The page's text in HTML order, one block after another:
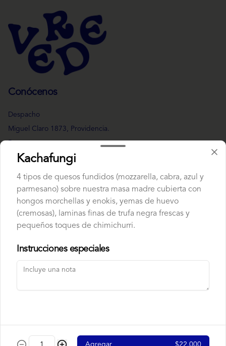
Conócenos
Despacho
Miguel Claro 1873, Providencia.
Reservas
Términos y condiciones
Redes sociales
Instagram
Facebook
Iniciar sesión
Kachafungi
4 tipos de quesos fundidos (mozzarella, cabra, azul y
parmesano) sobre nuestra masa madre cubierta con
hongos morchellas y enokis, yemas de huevo
(cremosas), laminas finas de trufa negra frescas y
pequeños toques de chimichurri.
Instrucciones especiales
Agregar $22.000